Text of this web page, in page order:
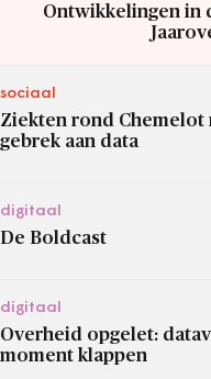
Ontwikkelingen in
sociaal
Ziekten rond
gebrek aan data
digitaal
De Boldcast
digitaal
Overheid opgelet:
moment klappen